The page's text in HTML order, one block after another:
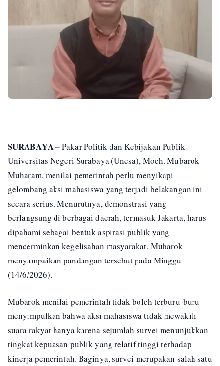
SURABAYA –Pakar Politik dan Kebijakan Publik
Universitas Negeri Surabaya (Unesa), Moch. Mubarok
Muharam, menilai pemerintah perlu menyikapi
gelombang aksi mahasiswa yang terjadi belakangan ini
secara serius. Menurutnya, demonstrasi yang
berlangsung di berbagai daerah, termasuk Jakarta, harus
dipahami sebagai bentuk aspirasi publik yang
mencerminkan kegelisahan masyarakat. Mubarok
menyampaikan pandangan tersebut pada Minggu
(14/6/2026).
Mubarok menilai pemerintah tidak boleh terburu-buru
menyimpulkan bahwa aksi mahasiswa tidak mewakili
suara rakyat hanya karena sejumlah survei menunjukkan
tingkat kepuasan publik yang relatif tinggi terhadap
kinerja pemerintah. Baginya, survei merupakan salah satu